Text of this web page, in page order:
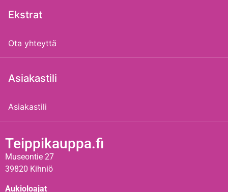
Ekstrat
Ota yhteyttä
Asiakastili
Asiakastili
Teippikauppa.fi
Museontie 27
39820 Kihniö
Aukioloajat